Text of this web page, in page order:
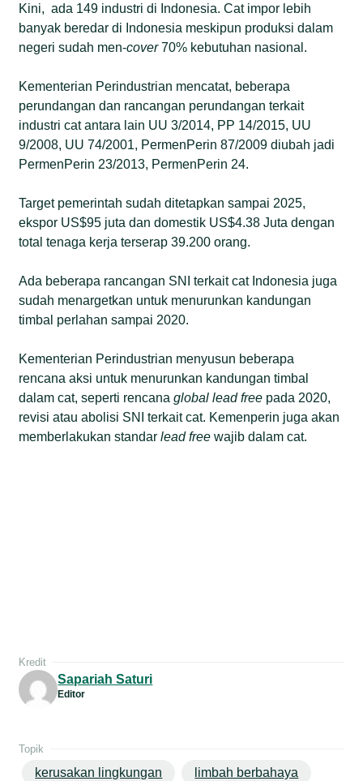
Kini, ada 149 industri di Indonesia. Cat impor lebih
banyak beredar di Indonesia meskipun produksi dalam
negeri sudah men-cover70% kebutuhan nasional.
Kementerian Perindustrian mencatat, beberapa
perundangan dan rancangan perundangan terkait
industri cat antara lain UU 3/2014, PP 14/2015, UU
9/2008, UU 74/2001, PermenPerin 87/2009 diubah jadi
PermenPerin 23/2013, PermenPerin 24.
Target pemerintah sudah ditetapkan sampai 2025,
ekspor US$95 juta dan domestik US$4.38 Juta dengan
total tenaga kerja terserap 39.200 orang.
Ada beberapa rancangan SNI terkait cat Indonesia juga
sudah menargetkan untuk menurunkan kandungan
timbal perlahan sampai 2020.
Kementerian Perindustrian menyusun beberapa
rencana aksi untuk menurunkan kandungan timbal
dalam cat, seperti rencanaglobal lead free pada 2020,
revisi atau abolisi SNI terkait cat. Kemenperin juga akan
memberlakukan standarlead freewajib dalam cat.
Kredit
Sapariah Saturi
Editor
Topik
kerusakan lingkungan limbah berbahaya